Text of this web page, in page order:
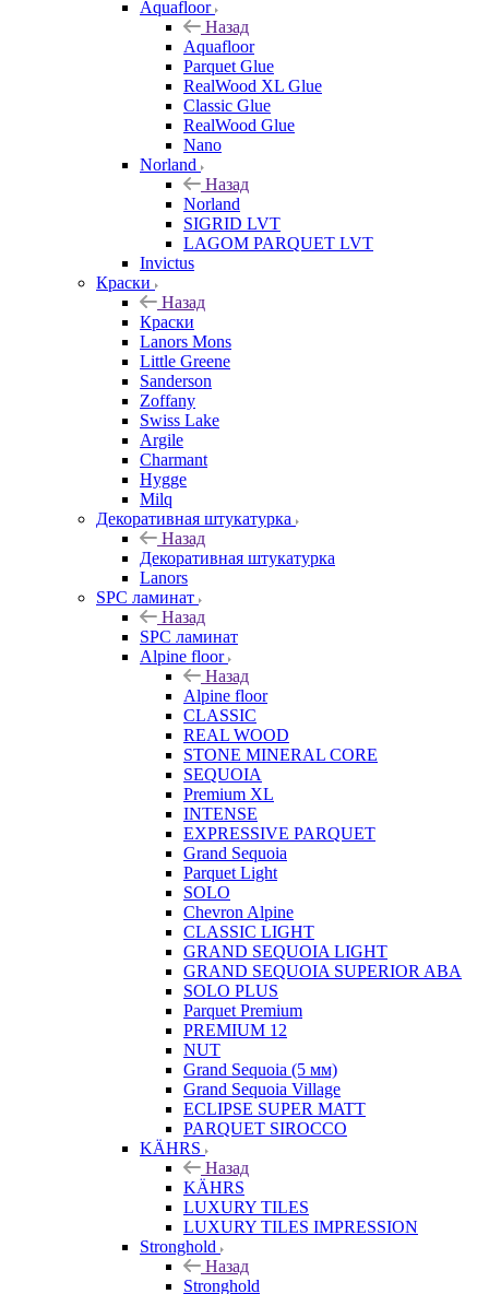
Aquafloor
Назад
Aquafloor
Parquet Glue
RealWood XL Glue
Classic Glue
RealWood Glue
Nano
Norland
Назад
Norland
SIGRID LVT
LAGOM PARQUET LVT
Invictus
Краски
Назад
Краски
Lanors Mons
Little Greene
Sanderson
Zoffany
Swiss Lake
Argile
Charmant
Hygge
Milq
Декоративная штукатурка
Назад
Декоративная штукатурка
Lanors
SPC ламинат
Назад
SPC ламинат
Alpine floor
Назад
Alpine floor
CLASSIC
REAL WOOD
STONE MINERAL CORE
SEQUOIA
Premium XL
INTENSE
EXPRESSIVE PARQUET
Grand Sequoia
Parquet Light
SOLO
Chevron Alpine
CLASSIC LIGHT
GRAND SEQUOIA LIGHT
GRAND SEQUOIA SUPERIOR ABA
SOLO PLUS
Parquet Premium
PREMIUM 12
NUT
Grand Sequoia (5 мм)
Grand Sequoia Village
ECLIPSE SUPER MATT
PARQUET SIROCCO
KÄHRS
Назад
KÄHRS
LUXURY TILES
LUXURY TILES IMPRESSION
Stronghold
Назад
Stronghold